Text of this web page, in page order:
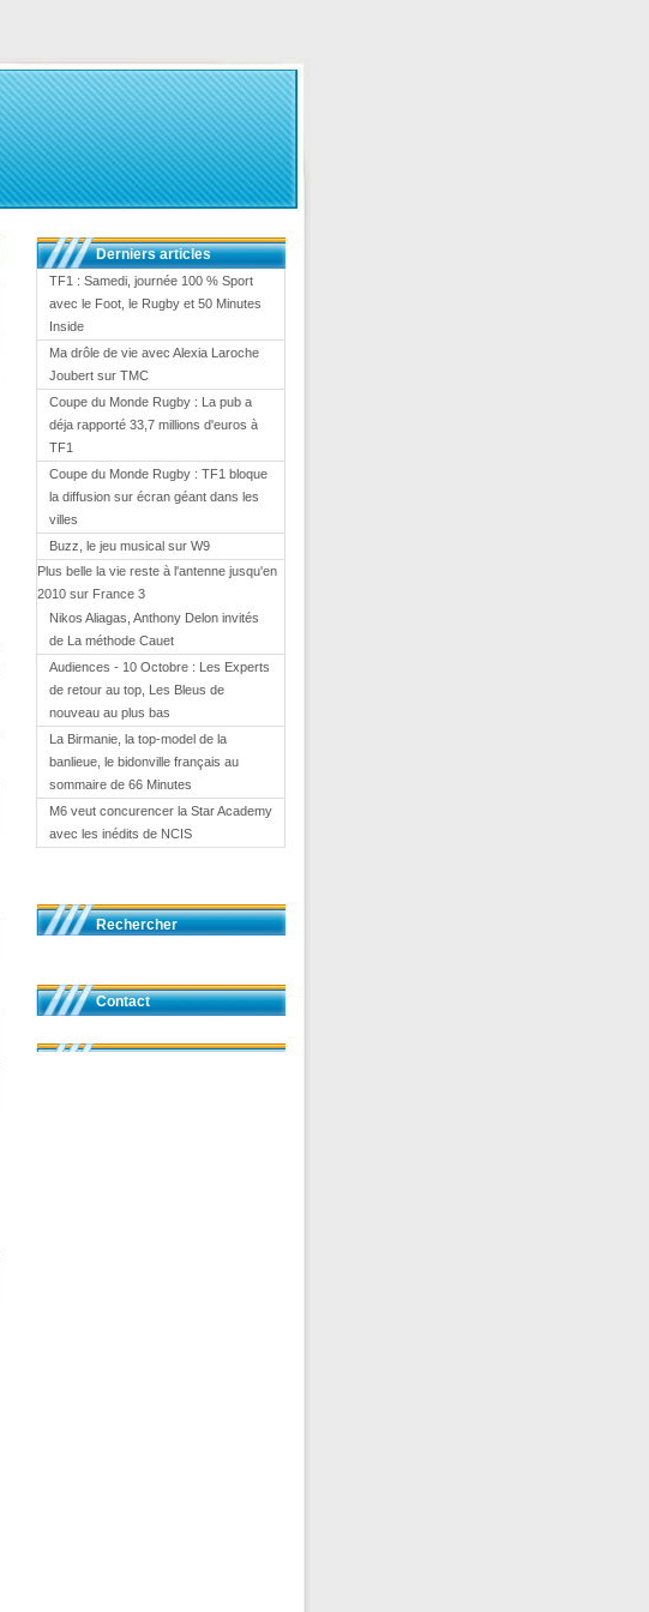
Derniers articles
TF1 : Samedi, journée 100 % Sport
avec le Foot, le Rugby et 50 Minutes
Inside
Ma drôle de vie avec Alexia Laroche
Joubert sur TMC
Coupe du Monde Rugby : La pub a
déja rapporté 33,7 millions d'euros à
TF1
Coupe du Monde Rugby : TF1 bloque
la diffusion sur écran géant dans les
villes
Buzz, le jeu musical sur W9
Plus belle la vie reste à l'antenne jusqu'en
2010 sur France 3
Nikos Aliagas, Anthony Delon invités
de La méthode Cauet
Audiences - 10 Octobre : Les Experts
de retour au top, Les Bleus de
nouveau au plus bas
La Birmanie, la top-model de la
banlieue, le bidonville français au
sommaire de 66 Minutes
M6 veut concurencer la Star Academy
avec les inédits de NCIS
Rechercher
Contact